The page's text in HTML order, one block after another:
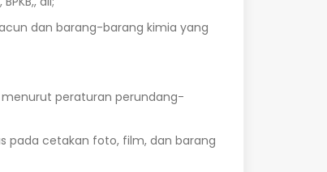
dan barang-barang kimia yang
peraturan perundang-
pada cetakan foto, film, dan barang